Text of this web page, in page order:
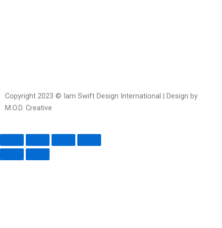
Copyright 2023 © Iam Swift Design International | Design by
M.O.D. Creative